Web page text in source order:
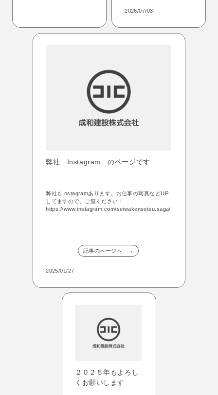
2026/07/03
弊社 Instagram のページです
弊社もInstagramあります。お仕事の写真などUP
してますので、ご覧ください！
https://www.instagram.com/seiwakensetsu.saga/
記事のページへ →
2025/01/27
２０２５年もよろし
くお願いします